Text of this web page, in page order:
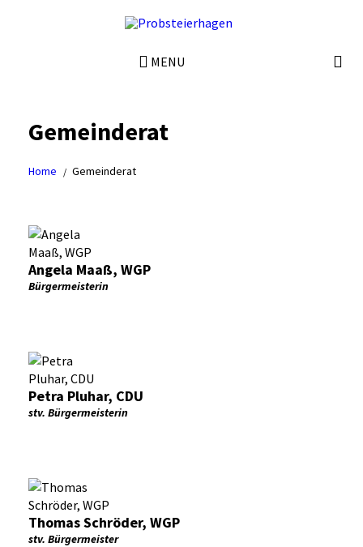
MENU
Gemeinderat
Home Gemeinderat
Angela Maaß, WGP
Bürgermeisterin
Petra Pluhar, CDU
stv. Bürgermeisterin
Thomas Schröder, WGP
stv. Bürgermeister